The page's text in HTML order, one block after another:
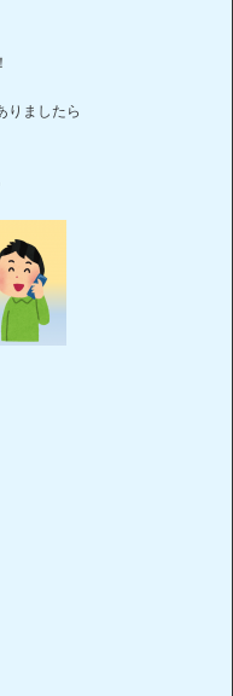
りましたら